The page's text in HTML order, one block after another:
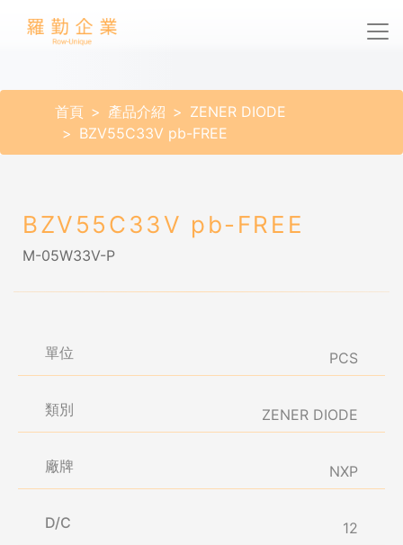
首頁 產品介紹
ZENER DIODE
BZV55C33V pb-FREE
BZV55C33V pb-FREE
M-05W33V-P
單位 PCS
類別 ZENER DIODE
廠牌 NXP
D/C 12